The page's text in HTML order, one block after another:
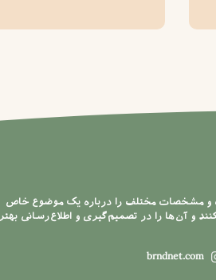
و مشخصات مختلف را درباره یک موضوع خاص
و آن‌ها را در تصمیم‌گیری و اطلاع‌رسانی بهتر
brndnet.com